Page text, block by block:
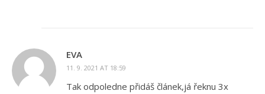
EVA
11. 9. 2021 AT 18:59
Tak odpoledne přidáš článek,já řeknu 3x